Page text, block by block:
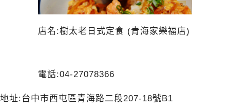
店名:樹太老日式定食 (青海家樂福店)
電話:04-27078366
地址:台中市西屯區青海路二段207-18號B1